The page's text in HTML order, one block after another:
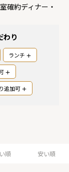
確約ディナー・
わり
ランチ
追加可
順 安い順